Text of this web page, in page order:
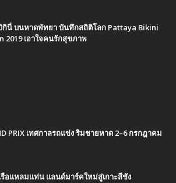
กินี่ บนหาดพัทยา บันทึกสถิติโลก Pattaya Bikini
2019 เอาใจคนรักสุขภาพ
PRIX เทศกาลรถแข่ง ริมชายหาด 2–6 กรกฎาคม
รือแหลมแท่น แลนด์มาร์คใหม่สู่เกาะสีชัง